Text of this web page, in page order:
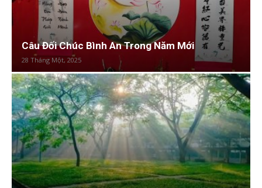
Câu Đối Chúc Bình An Trong Năm Mới
28 Tháng Một, 2025